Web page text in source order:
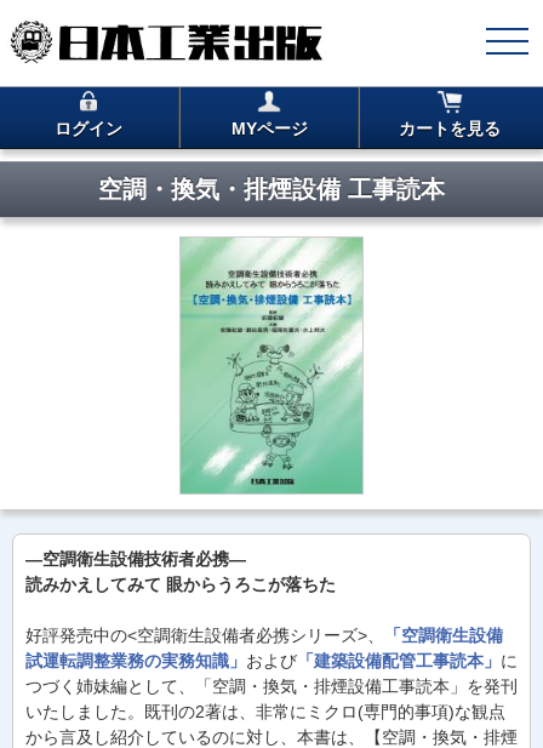
ログイン MYページ カートを見る
空調・換気・排煙設備 工事読本
―空調衛生設備技術者必携―
読みかえしてみて 眼からうろこが落ちた
好評発売中の<空調衛生設備者必携シリーズ>、
「空調衛生設備
試運転調整業務の実務知識」 および 「建築設備配管工事読本」 に
つづく姉妹編として、「空調・換気・排煙設備工事読本」を発刊
いたしました。既刊の2著は、非常にミクロ(専門的事項)な観点
から言及し紹介しているのに対し、本書は、【空調・換気・排煙